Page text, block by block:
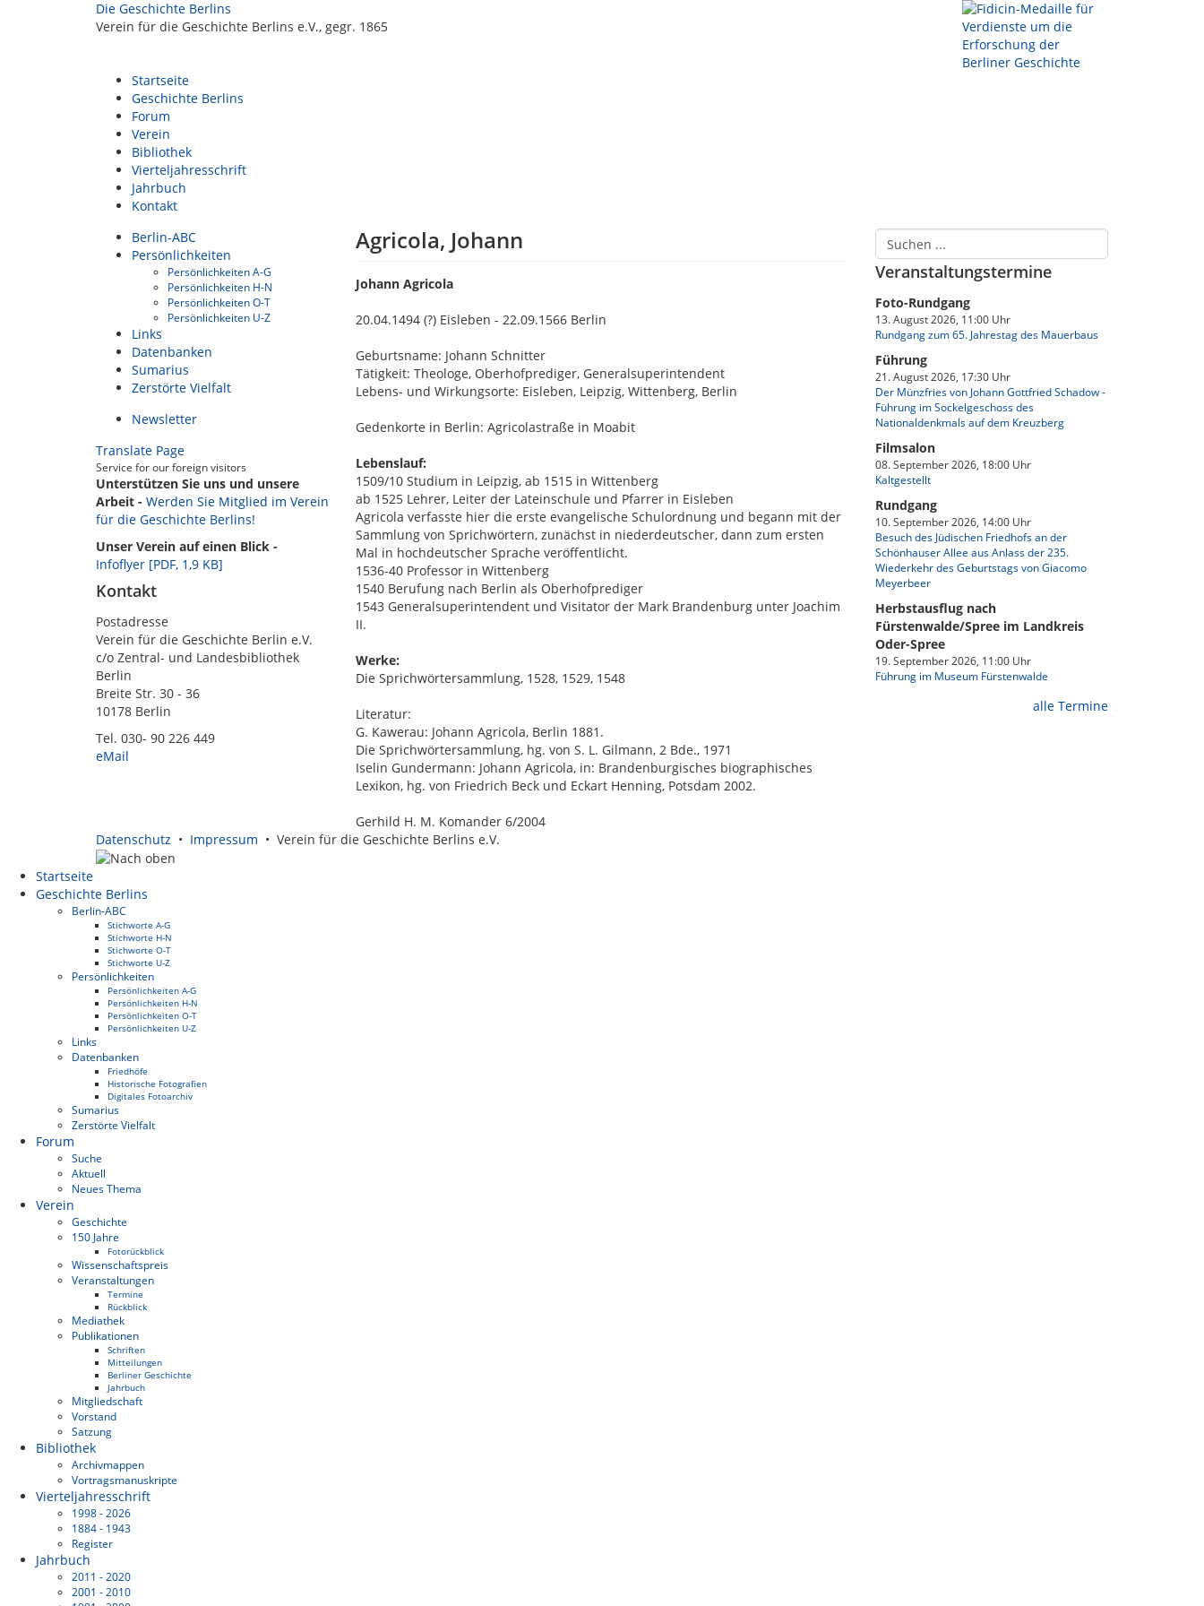
Die Geschichte Berlins
Verein für die Geschichte Berlins e.V., gegr. 1865
Startseite
Geschichte Berlins
Forum
Verein
Bibliothek
Vierteljahresschrift
Jahrbuch
Kontakt
Berlin-ABC
Persönlichkeiten
Persönlichkeiten A-G
Persönlichkeiten H-N
Persönlichkeiten O-T
Persönlichkeiten U-Z
Links
Datenbanken
Sumarius
Zerstörte Vielfalt
Newsletter
Translate Page
Service for our foreign visitors
Unterstützen Sie uns und unsere
Arbeit - Werden Sie Mitglied im Verein
für die Geschichte Berlins!
Unser Verein auf einen Blick -
Infoflyer [PDF, 1,9 KB]
Kontakt
Postadresse
Verein für die Geschichte Berlin e.V.
c/o Zentral- und Landesbibliothek
Berlin
Breite Str. 30 - 36
10178 Berlin
Tel. 030- 90 226 449
eMail
Agricola, Johann
Johann Agricola
20.04.1494 (?) Eisleben - 22.09.1566 Berlin
Geburtsname: Johann Schnitter
Tätigkeit: Theologe, Oberhofprediger, Generalsuperintendent
Lebens- und Wirkungsorte: Eisleben, Leipzig, Wittenberg, Berlin
Gedenkorte in Berlin: Agricolastraße in Moabit
Lebenslauf:
1509/10 Studium in Leipzig, ab 1515 in Wittenberg
ab 1525 Lehrer, Leiter der Lateinschule und Pfarrer in Eisleben
Agricola verfasste hier die erste evangelische Schulordnung und begann mit der
Sammlung von Sprichwörtern, zunächst in niederdeutscher, dann zum ersten
Mal in hochdeutscher Sprache veröffentlicht.
1536-40 Professor in Wittenberg
1540 Berufung nach Berlin als Oberhofprediger
1543 Generalsuperintendent und Visitator der Mark Brandenburg unter Joachim
II.
Werke:
Die Sprichwörtersammlung, 1528, 1529, 1548
Literatur:
G. Kawerau: Johann Agricola, Berlin 1881.
Die Sprichwörtersammlung, hg. von S. L. Gilmann, 2 Bde., 1971
Iselin Gundermann: Johann Agricola, in: Brandenburgisches biographisches
Lexikon, hg. von Friedrich Beck und Eckart Henning, Potsdam 2002.
Gerhild H. M. Komander 6/2004
Veranstaltungstermine
Foto-Rundgang
13. August 2026, 11:00 Uhr
Rundgang zum 65. Jahrestag des Mauerbaus
Führung
21. August 2026, 17:30 Uhr
Der Münzfries von Johann Gottfried Schadow -
Führung im Sockelgeschoss des
Nationaldenkmals auf dem Kreuzberg
Filmsalon
08. September 2026, 18:00 Uhr
Kaltgestellt
Rundgang
10. September 2026, 14:00 Uhr
Besuch des Jüdischen Friedhofs an der
Schönhauser Allee aus Anlass der 235.
Wiederkehr des Geburtstags von Giacomo
Meyerbeer
Herbstausflug nach
Fürstenwalde/Spree im Landkreis
Oder-Spree
19. September 2026, 11:00 Uhr
Führung im Museum Fürstenwalde
alle Termine
Datenschutz • Impressum • Verein für die Geschichte Berlins e.V.
Startseite
Geschichte Berlins
Berlin-ABC
Stichworte A-G
Stichworte H-N
Stichworte O-T
Stichworte U-Z
Persönlichkeiten
Persönlichkeiten A-G
Persönlichkeiten H-N
Persönlichkeiten O-T
Persönlichkeiten U-Z
Links
Datenbanken
Friedhöfe
Historische Fotografien
Digitales Fotoarchiv
Sumarius
Zerstörte Vielfalt
Forum
Suche
Aktuell
Neues Thema
Verein
Geschichte
150 Jahre
Fotorückblick
Wissenschaftspreis
Veranstaltungen
Termine
Rückblick
Mediathek
Publikationen
Schriften
Mitteilungen
Berliner Geschichte
Jahrbuch
Mitgliedschaft
Vorstand
Satzung
Bibliothek
Archivmappen
Vortragsmanuskripte
Vierteljahresschrift
1998 - 2026
1884 - 1943
Register
Jahrbuch
2011 - 2020
2001 - 2010